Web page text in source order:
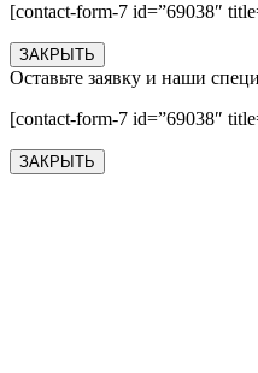
[contact-form-7 id=”69038″
ЗАКРЫТЬ
Оставьте заявку и наши
[contact-form-7 id=”69038″
ЗАКРЫТЬ